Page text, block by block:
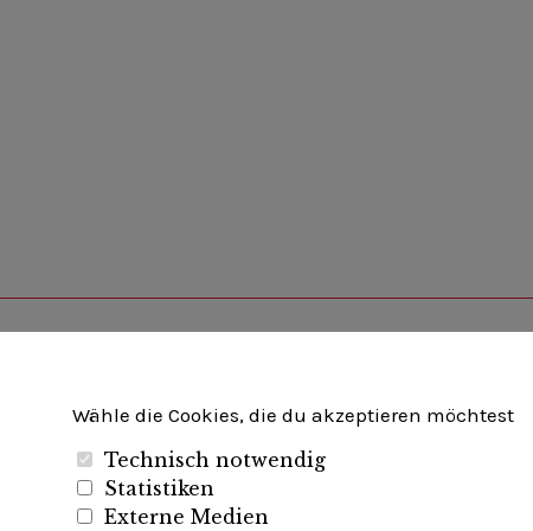
Unternehmerverband Brandenburg-Berlin e.V.
Folgen Sie uns auf
Wähle die Cookies, die du akzeptieren möchtest
Technisch notwendig
Statistiken
Externe Medien